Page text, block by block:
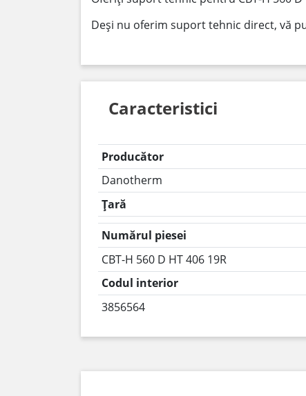
Deși nu oferim suport tehnic direct, vă
Caracteristici
Producător
Danotherm
Țară
Numărul piesei
CBT-H 560 D HT 406 19R
Codul interior
3856564